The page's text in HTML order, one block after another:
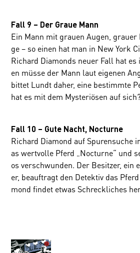
Fall 9 – Der Graue Mann
Ein Mann mit grauen Augen,
ge – so einen hat man in New York
Richard Diamonds neuer Fall hat
en müsse der Mann laut eigenen
bittet Lundt daher, eine bestimmte
hat es mit dem Mysteriösen auf
Fall 10 – Gute Nacht, Nocturne
Richard Diamond auf Spurensuche
as wertvolle Pferd „Nocturne“ und
os verschwunden. Der Besitzer, ein
er, beauftragt den Detektiv das
mond findet etwas Schreckliches